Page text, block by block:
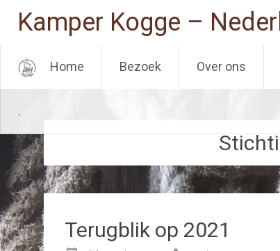
naar
de
inhoud
Kamper Kogge –
Home Bezoek Over ons
.
Terugblik op 2021